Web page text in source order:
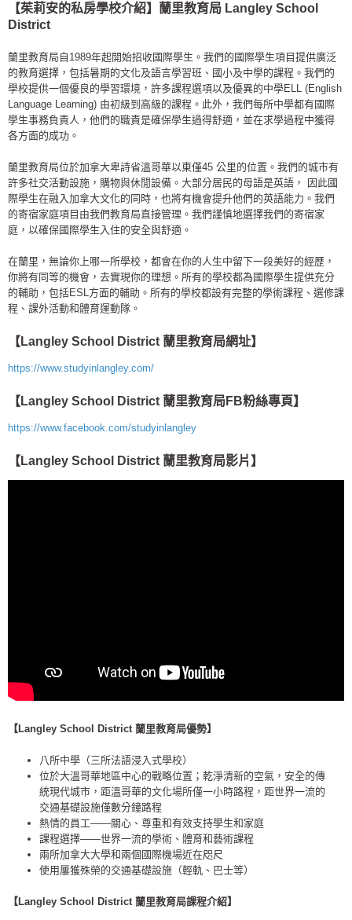
【茱莉安的私房學校介紹】蘭里教育局 Langley School
District
蘭里教育局自1989年起開始招收國際學生。我們的國際學生項目提供廣泛
的教育選擇，包括暑期的文化及語言學習班、國小及中學的課程。我們的
學校提供一個優良的學習環境，許多課程選項以及優異的中學ELL (English
Language Learning) 由初級到高級的課程。此外，我們每所中學都有國際
學生事務負責人，他們的職責是確保學生過得舒適，並在求學過程中獲得
各方面的成功。
蘭里教育局位於加拿大卑詩省溫哥華以東僅45 公里的位置。我們的城市有
許多社交活動設施，購物與休閒設備。大部分居民的母語是英語， 因此國
際學生在融入加拿大文化的同時，也將有機會提升他們的英語能力。我們
的寄宿家庭項目由我們教育局直接管理。我們謹慎地選擇我們的寄宿家
庭，以確保國際學生入住的安全與舒適。
在蘭里，無論你上哪一所學校，都會在你的人生中留下一段美好的經歷，
你將有同等的機會，去實現你的理想。所有的學校都為國際學生提供充分
的輔助，包括ESL方面的輔助。所有的學校都設有完整的學術課程、選修課
程、課外活動和體育運動隊。
【Langley School District 蘭里教育局網址】
https://www.studyinlangley.com/
【Langley School District 蘭里教育局FB粉絲專頁】
https://www.facebook.com/studyinlangley
【Langley School District 蘭里教育局影片】
【Langley School District 蘭里教育局優勢】
八所中學（三所法語浸入式學校）
位於大溫哥華地區中心的戰略位置；乾淨清新的空氣，安全的傳
統現代城市，距溫哥華的文化場所僅一小時路程，距世界一流的
交通基礎設施僅數分鐘路程
熱情的員工——關心、尊重和有效支持學生和家庭
課程選擇——世界一流的學術、體育和藝術課程
兩所加拿大大學和兩個國際機場近在咫尺
使用屢獲殊榮的交通基礎設施（輕軌、巴士等）
【Langley School District 蘭里教育局課程介紹】